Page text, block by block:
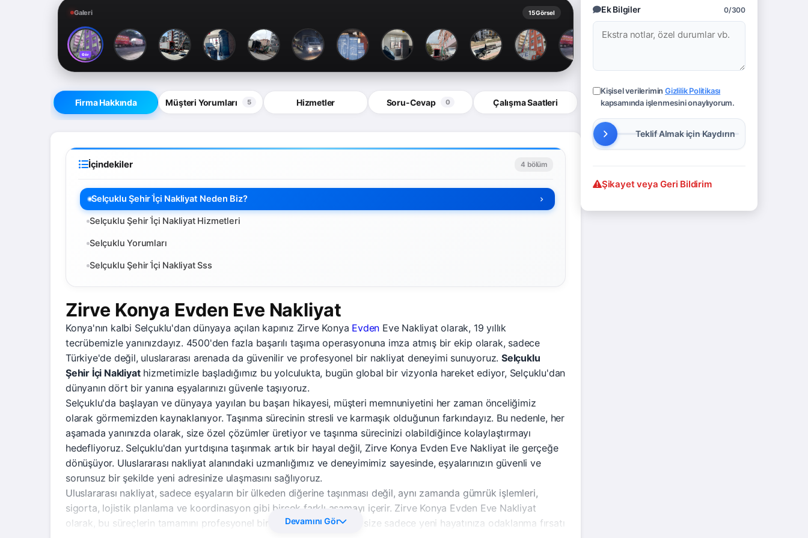
Galeri 15 Görsel
Gör
Firma Hakkında Müşteri Yorumları 5 Hizmetler Soru-Cevap 0 Çalışma Saatleri
İçindekiler 4 bölüm
Selçuklu Şehir İ̇çi Nakliyat Neden Biz?
Selçuklu Şehir İ̇çi Nakliyat Hizmetleri
Selçuklu Yorumları
Selçuklu Şehir İ̇çi Nakliyat Sss
Zirve Konya Evden Eve Nakliyat
Konya'nın kalbi Selçuklu'dan dünyaya açılan kapınız Zirve Konya Evden Eve Nakliyat olarak, 19 yıllık
tecrübemizle yanınızdayız. 4500'den fazla başarılı taşıma operasyonuna imza atmış bir ekip olarak, sadece
Türkiye'de değil, uluslararası arenada da güvenilir ve profesyonel bir nakliyat deneyimi sunuyoruz. Selçuklu
Şehir İçi Nakliyathizmetimizle başladığımız bu yolculukta, bugün global bir vizyonla hareket ediyor, Selçuklu'dan
dünyanın dört bir yanına eşyalarınızı güvenle taşıyoruz.
Selçuklu'da başlayan ve dünyaya yayılan bu başarı hikayesi, müşteri memnuniyetini her zaman önceliğimiz
olarak görmemizden kaynaklanıyor. Taşınma sürecinin stresli ve karmaşık olduğunun farkındayız. Bu nedenle, her
aşamada yanınızda olarak, size özel çözümler üretiyor ve taşınma sürecinizi olabildiğince kolaylaştırmayı
hedefliyoruz. Selçuklu'dan yurtdışına taşınmak artık bir hayal değil, Zirve Konya Evden Eve Nakliyat ile gerçeğe
dönüşüyor. Uluslararası nakliyat alanındaki uzmanlığımız ve deneyimimiz sayesinde, eşyalarınızın güvenli ve
sorunsuz bir şekilde yeni adresinize ulaşmasını sağlıyoruz.
Uluslararası nakliyat, sadece eşyaların bir ülkeden diğerine taşınması değil, aynı zamanda gümrük işlemleri,
sigorta, lojistik planlama ve koordinasyon gibi birçok farklı aşamayı içerir. Zirve Konya Evden Eve Nakliyat
olarak, bu süreçlerin tamamını profesyonel bir şekilde yönetiyor ve size sadece yeni hayatınıza odaklanma fırsatı
Devamını Gör
Ek Bilgiler 0/300
Kişisel verileriminGizlilik Politikası
kapsamında işlenmesini onaylıyorum.
Şikayet veya Geri Bildirim